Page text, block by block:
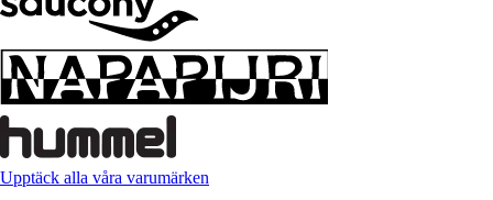
Upptäck alla våra varumärken